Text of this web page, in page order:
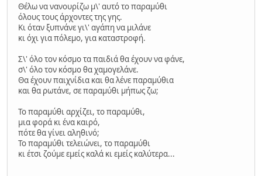
Θέλω να νανουρίζω μ\' αυτό το παραμύθι
όλους τους άρχοντες της γης.
Κι όταν ξυπνάνε γι\' αγάπη να μιλάνε
κι όχι για πόλεμο, για καταστροφή.
Σ\' όλο τον κόσμο τα παιδιά θα έχουν να φάνε,
σ\' όλο τον κόσμο θα χαμογελάνε.
Θα έχουν παιχνίδια και θα λένε παραμύθια
και θα ρωτάνε, σε παραμύθι μήπως ζω;
Το παραμύθι αρχίζει, το παραμύθι,
μια φορά κι ένα καιρό,
πότε θα γίνει αληθινό;
Το παραμύθι τελειώνει, το παραμύθι
κι έτσι ζούμε εμείς καλά κι εμείς καλύτερα...